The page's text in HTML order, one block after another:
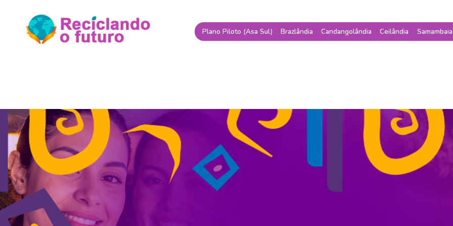
Plano Piloto (Asa Sul) Brazlândia Candangolândia Ceilândia Samambaia